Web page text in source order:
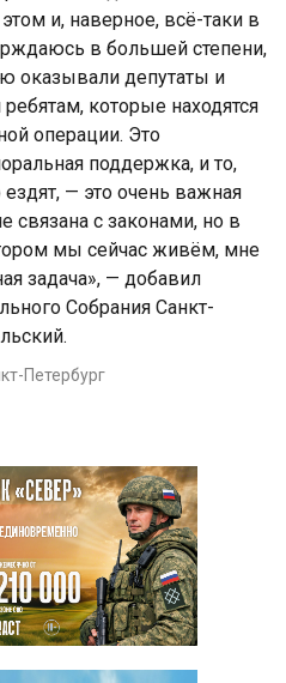
и, наверное, всё-таки в
в большей степени,
оказывали депутаты и
которые находятся
операции. Это
поддержка, и то,
ездят, — это очень важная
связана с законами, но в
мы сейчас живём, мне
задача», — добавил
Собрания Санкт-
Петербург